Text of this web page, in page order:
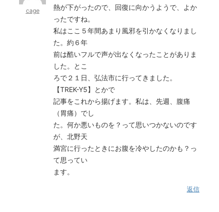
cage
熱が下がったので、回復に向かうようで、よか
ったですね。
私はここ５年間あまり風邪を引かなくなりまし
た。約６年
前は酷いフルで声が出なくなったことがありま
した。とこ
ろで２１日、弘法市に行ってきました。
【TREK-Y5】とかで
記事をこれから揚げます。私は、先週、腹痛
（胃痛）でし
た。何か悪いものを？って思いつかないのです
が、北野天
満宮に行ったときにお腹を冷やしたのかも？っ
て思ってい
ます。
返信